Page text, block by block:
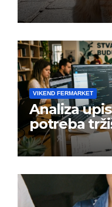
VIKEND FERMARKET
Analiza
potreba